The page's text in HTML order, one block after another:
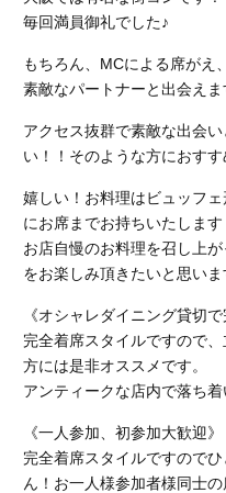
毎回満員御礼でした♪
もちろん、MCによる席がえ
素敵なパートナーと出会え
アクセス抜群で素敵な出会
い！！そのような方におすす
嬉しい！お料理はビュッフ
にお席までお持ちいたします
お店自慢のお料理を召し上
をお楽しみ頂きたいと思いま
《オシャレダイニング貸切で
完全着席スタイルですので
方には是非オススメです。
アンティークな店内で落ち
《一人参加、初参加大歓迎》
完全着席スタイルですので
ん！お一人様参加者様同士の